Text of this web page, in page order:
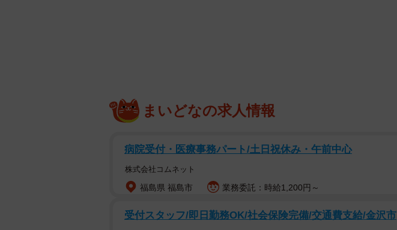
シティ、シアター11のIMAXレーザー/GTテクノロジーだ。
まいどなの求人情報
病院受付・医療事務パート/土日祝休み・午前中心
株式会社コムネット
福島県 福島市 業務委託：時給1,200円～
受付スタッフ/即日勤務OK/社会保険完備/交通費支給/金沢市